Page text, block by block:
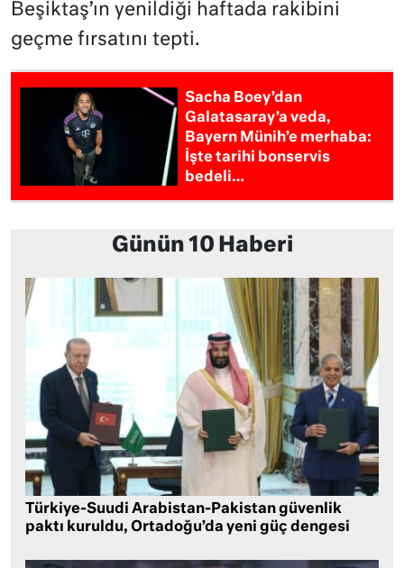
Beşiktaş’ın yenildiği haftada rakibini
geçme fırsatını tepti.
Sacha Boey’dan
Galatasaray’a veda,
Bayern Münih’e merhaba:
İşte tarihi bonservis
bedeli…
Günün 10 Haberi
Türkiye-Suudi Arabistan-Pakistan güvenlik
paktı kuruldu, Ortadoğu’da yeni güç dengesi